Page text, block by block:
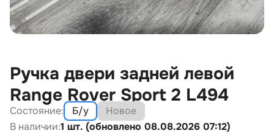
Ручка двери задней левой
Range Rover Sport 2 L494
Состояние: Б/у
Новое
В наличии:1 шт. (обновлено 08.08.2026 07:12)